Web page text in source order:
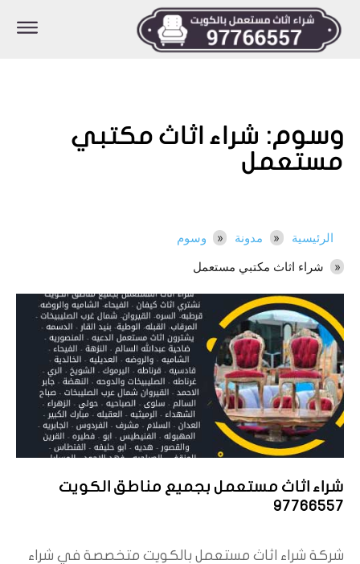
وسوم: شراء اثاث مكتبي
مستعمل
الرئيسية مدونة
وسوم
شراء اثاث مكتبي مستعمل
شراء اثاث مستعمل بجميع مناطق الكويت
97766557
شركة شراء اثاث مستعمل بالكويت متخصصة في شراء